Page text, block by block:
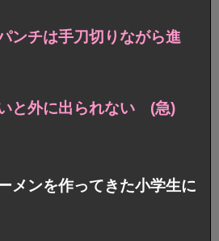
ンチは手刀切りながら進
と外に出られない (急)
メンを作ってきた小学生に